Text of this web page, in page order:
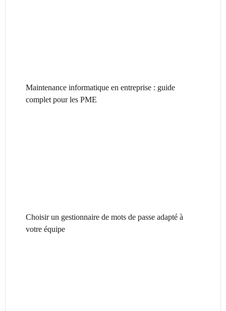
Maintenance informatique en entreprise : guide
complet pour les PME
Choisir un gestionnaire de mots de passe adapté à
votre équipe